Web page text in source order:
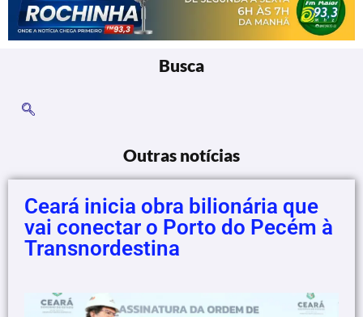
Busca
Outras notícias
Ceará inicia obra bilionária que
vai conectar o Porto do Pecém à
Transnordestina